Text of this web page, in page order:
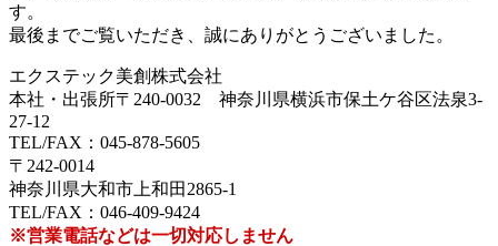
す。
最後までご覧いただき、誠にありがとうございました。
エクステック美創株式会社
本社・出張所〒240-0032 神奈川県横浜市保土ケ谷区法泉3-
27-12
TEL/FAX：045-878-5605
〒242-0014
神奈川県大和市上和田2865-1
TEL/FAX：046-409-9424
※営業電話などは一切対応しません